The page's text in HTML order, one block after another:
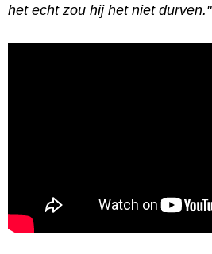
het echt zou hij het niet durven."